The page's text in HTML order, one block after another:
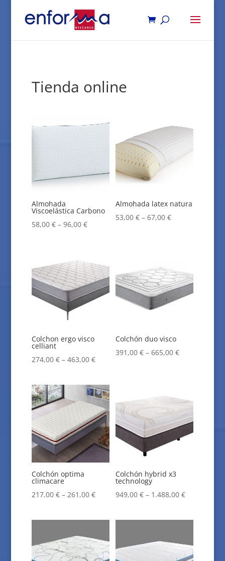
Tienda online
Almohada
Viscoelástica Carbono
58,00 €– 96,00 €
Almohada latex natura
53,00€ –67,00€
Colchon ergo visco
celliant
274,00 €– 463,00 €
Colchón duo visco
391,00€ –665,00€
Colchón optima
climacare
217,00 €– 261,00 €
Colchón hybrid x3
technology
949,00€ – 1.488,00€